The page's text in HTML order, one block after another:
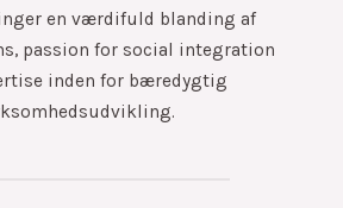
en værdifuld blanding af
passion for social integration
inden for bæredygtig